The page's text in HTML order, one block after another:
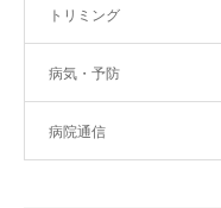
トリミング
病気・予防
病院通信